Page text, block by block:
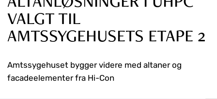
VALGT TIL
AMTSSYGEHUSETS ETAPE 2
Amtssygehuset bygger videre med altaner og
facadeelementer fra Hi-Con